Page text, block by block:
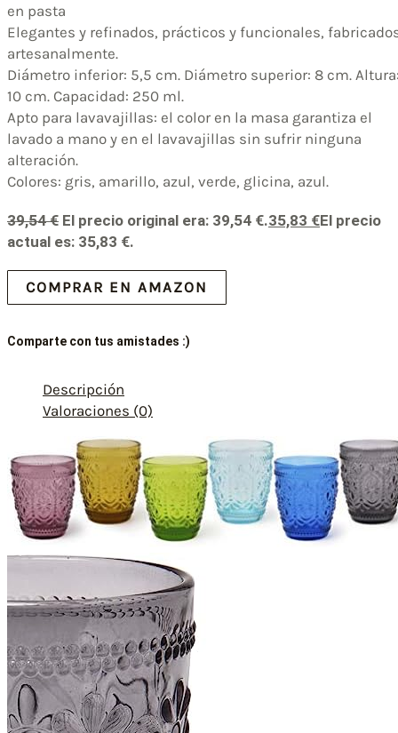
en pasta
Elegantes y refinados, prácticos y funcionales,
artesanalmente.
Diámetro inferior: 5,5 cm. Diámetro superior: 8 cm.
10 cm. Capacidad: 250 ml.
Apto para lavavajillas: el color en la masa garantiza el
lavado a mano y en el lavavajillas sin sufrir ninguna
alteración.
Colores: gris, amarillo, azul, verde, glicina, azul.
39,54€ El precio original era: 39,54 €.35,83 €El precio
actual es: 35,83 €.
COMPRAR EN AMAZON
Comparte con tus amistades :)
Descripción
Valoraciones (0)